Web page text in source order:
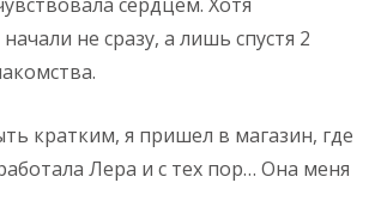
не сразу, а лишь спустя 2
кратким, я пришел в магазин, где
Лера и с тех пор… Она меня